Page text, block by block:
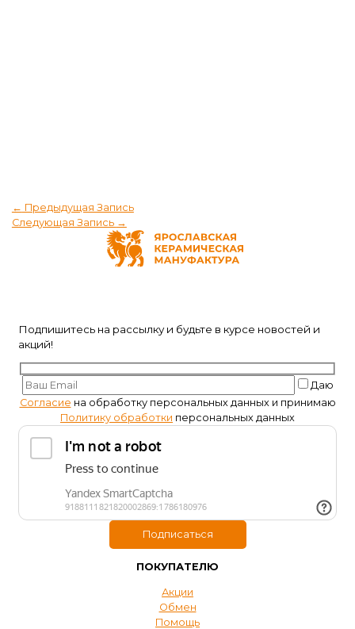
← Предыдущая Запись
Следующая Запись →
Подпишитесь на рассылку и будьте в курсе новостей и
акций!
Даю
Согласие на обработку персональных данных и принимаю
Политику обработки персональных данных
ПОКУПАТЕЛЮ
Акции
Обмен
Помощь